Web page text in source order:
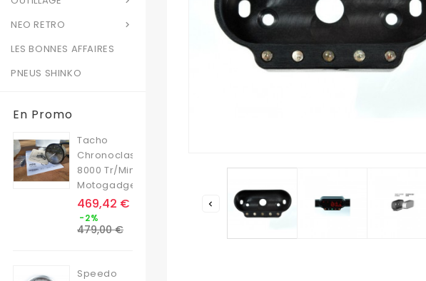

NEO RETRO
LES BONNES AFFAIRES
PNEUS SHINKO
En Promo
Tacho
Chronoclassic
8000 Tr/min
Motogadget
Prix
469,42 €
-2%
de
479,00 €
Speedo
